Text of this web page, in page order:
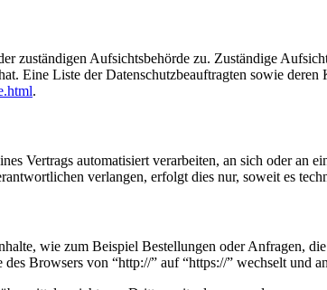
zuständigen Aufsichtsbehörde zu. Zuständige
Eine Liste der Datenschutzbeauftragten sowie
.
Vertrags automatisiert verarbeiten, an sich oder an
verlangen, erfolgt dies nur, soweit es
wie zum Beispiel Bestellungen oder Anfragen,
Browsers von “http://” auf “https://” wechselt und